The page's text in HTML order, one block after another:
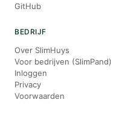
GitHub
BEDRIJF
Over SlimHuys
Voor bedrijven (SlimPand)
Inloggen
Privacy
Voorwaarden